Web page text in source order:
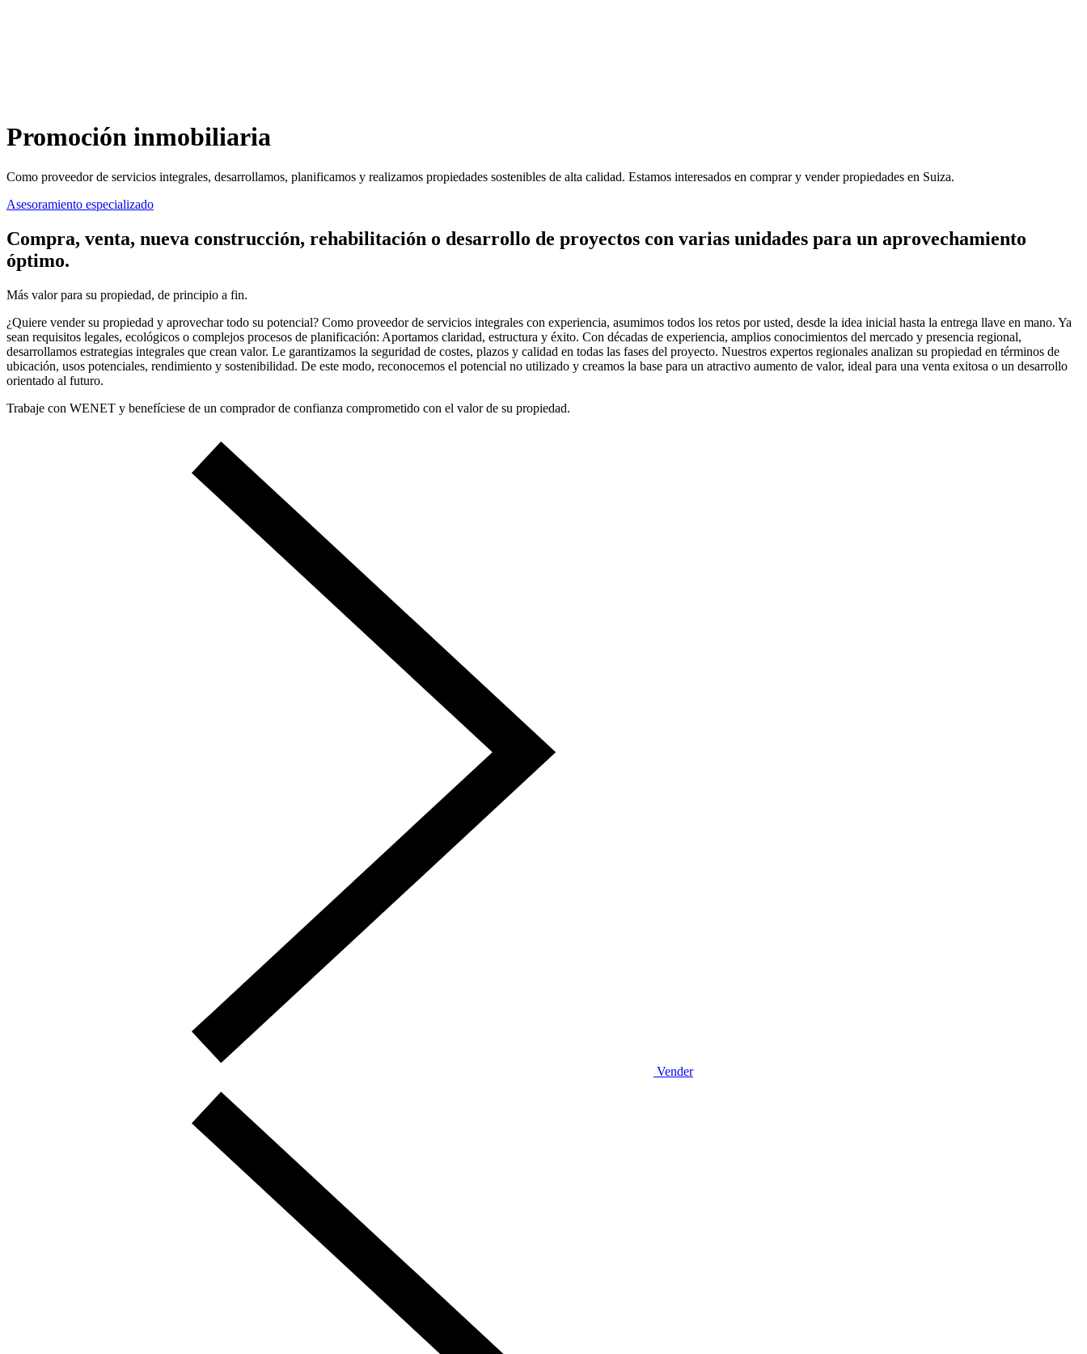
Promoción inmobiliaria
Como proveedor de servicios integrales, desarrollamos, planificamos y realizamos propiedades sostenibles de alta calidad. Estamos interesados en comprar y vender propiedades en Suiza.
Asesoramiento especializado
Compra, venta, nueva construcción, rehabilitación o desarrollo de proyectos con varias unidades para un aprovechamiento
óptimo.
Más valor para su propiedad, de principio a fin.
¿Quiere vender su propiedad y aprovechar todo su potencial? Como proveedor de servicios integrales con experiencia, asumimos todos los retos por usted, desde la idea inicial hasta la entrega llave en mano. Ya
sean requisitos legales, ecológicos o complejos procesos de planificación: Aportamos claridad, estructura y éxito. Con décadas de experiencia, amplios conocimientos del mercado y presencia regional,
desarrollamos estrategias integrales que crean valor. Le garantizamos la seguridad de costes, plazos y calidad en todas las fases del proyecto. Nuestros expertos regionales analizan su propiedad en términos de
ubicación, usos potenciales, rendimiento y sostenibilidad. De este modo, reconocemos el potencial no utilizado y creamos la base para un atractivo aumento de valor, ideal para una venta exitosa o un desarrollo
orientado al futuro.
Trabaje con WENET y benefíciese de un comprador de confianza comprometido con el valor de su propiedad.
Vender